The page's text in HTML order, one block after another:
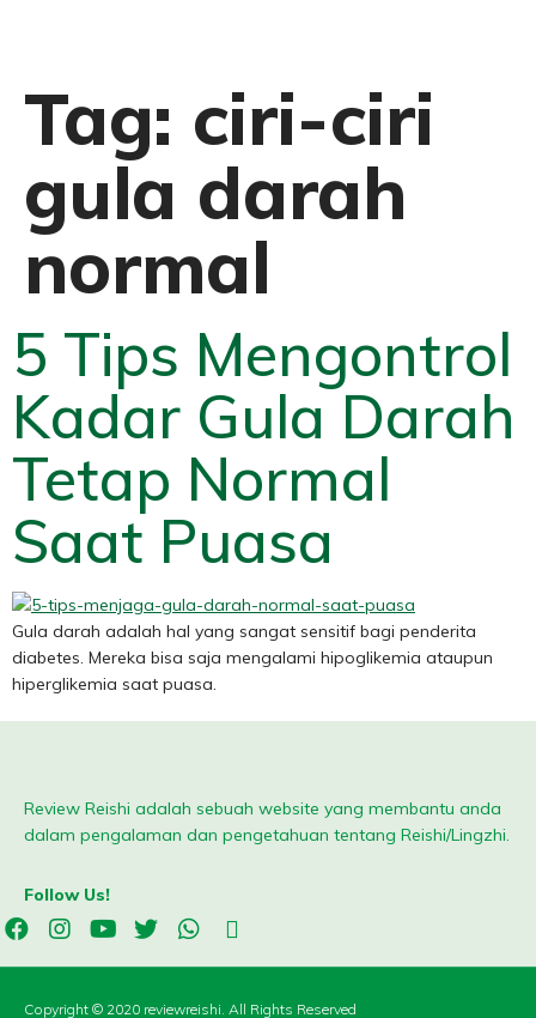
Tag: ciri-ciri
gula darah
normal
5 Tips Mengontrol
Kadar Gula Darah
Tetap Normal
Saat Puasa
Gula darah adalah hal yang sangat sensitif bagi penderita
diabetes. Mereka bisa saja mengalami hipoglikemia ataupun
hiperglikemia saat puasa.
Review Reishi adalah sebuah website yang membantu anda
dalam pengalaman dan pengetahuan tentang Reishi/Lingzhi.
Follow Us!
Copyright © 2020 reviewreishi. All Rights Reserved